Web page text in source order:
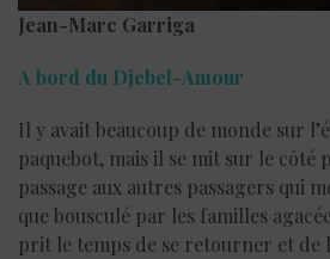
Jean-Marc Garriga
A bord du Djebel-Amour
Il y avait beaucoup de monde sur
paquebot, mais il se mit sur le côté
passage aux autres passagers qui
que bousculé par les familles
prit le temps de se retourner et